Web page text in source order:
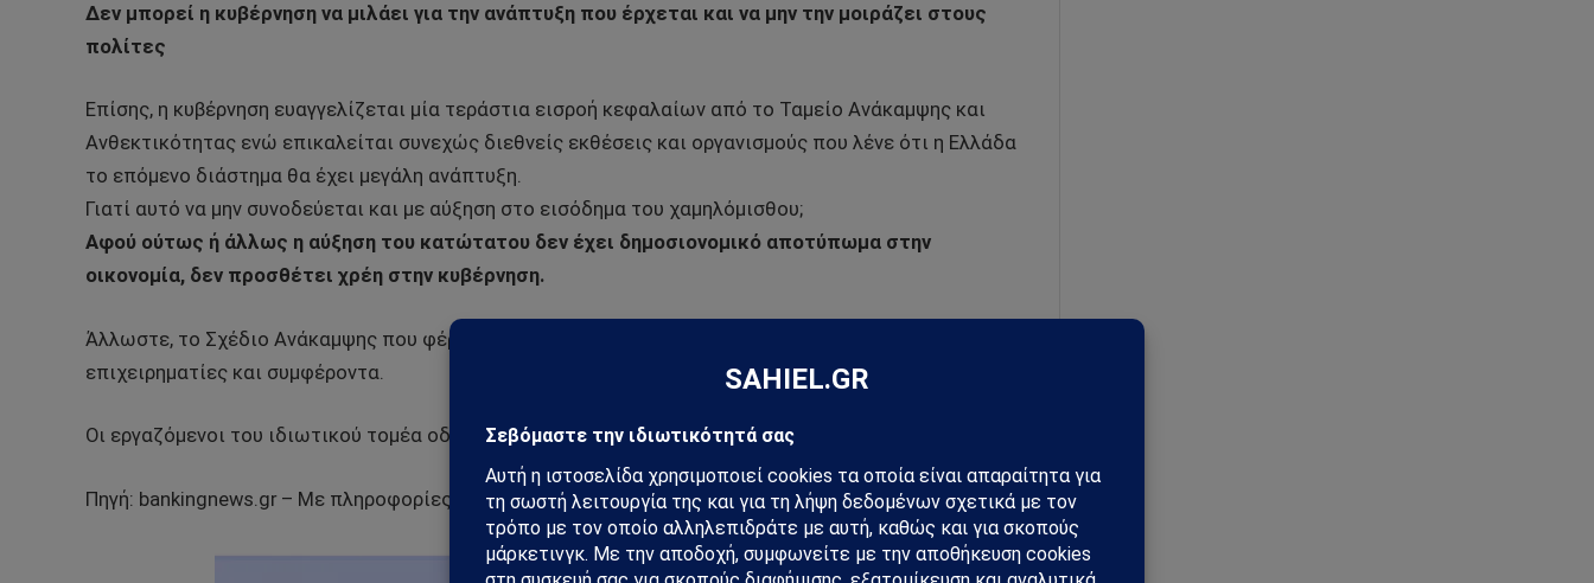
Δεν μπορεί η κυβέρνηση να μιλάει για την ανάπτυξη που έρχεται και να μην την μοιράζει στους
πολίτες
Επίσης, η κυβέρνηση ευαγγελίζεται μία τεράστια εισροή κεφαλαίων από το Ταμείο Ανάκαμψης και
Ανθεκτικότητας ενώ επικαλείται συνεχώς διεθνείς εκθέσεις και οργανισμούς που λένε ότι η Ελλάδα
το επόμενο διάστημα θα έχει μεγάλη ανάπτυξη.
Γιατί αυτό να μην συνοδεύεται και με αύξηση στο εισόδημα του χαμηλόμισθου;
Αφού ούτως ή άλλως η αύξηση του κατώτατου δεν έχει δημοσιονομικό αποτύπωμα στην
οικονομία, δεν προσθέτει χρέη στην κυβέρνηση.
Άλλωστε, το Σχέδιο Ανάκαμψης που φέρνει η κυβέρνηση , ουσιαστικά προορίζεται για λίγους
επιχειρηματίες και συμφέροντα.
Οι εργαζόμενοι του ιδιωτικού τομέα οδεύουν προς εξαθλίωση.
Πηγή: bankingnews.gr – Με πληροφορίες από: iskra.gr